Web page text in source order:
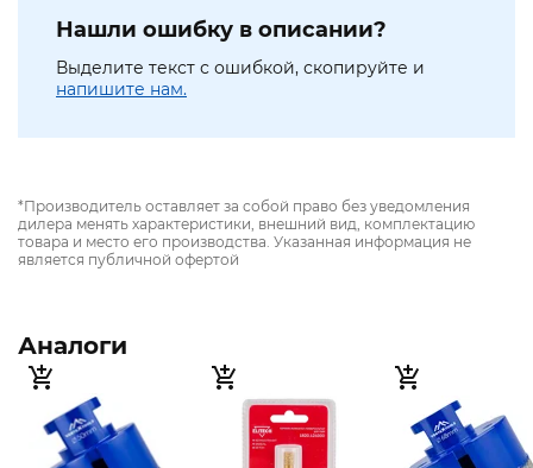
Нашли ошибку в описании?
Выделите текст с ошибкой, скопируйте и
напишите нам.
*Производитель оставляет за собой право без уведомления
дилера менять характеристики, внешний вид, комплектацию
товара и место его производства. Указанная информация не
является публичной офертой
Аналоги